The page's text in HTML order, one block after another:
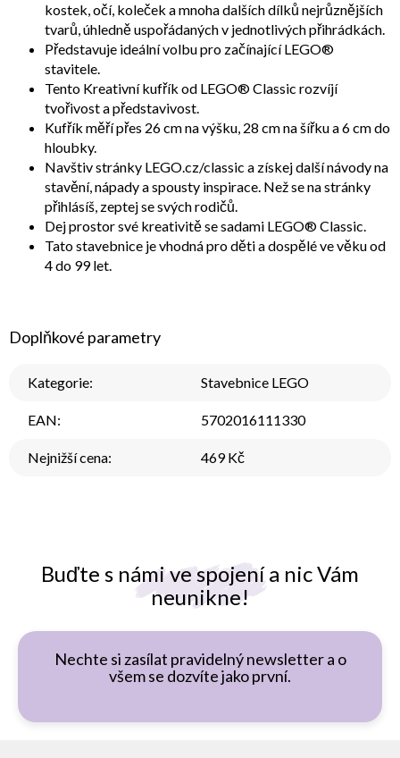
Buďte s námi ve spojení a nic Vám
neunikne!
Nechte si zasílat pravidelný newsletter a o
všem se dozvíte jako první.
kostek, očí, koleček a mnoha dalších dílků nejrůznějších
tvarů, úhledně uspořádaných v jednotlivých přihrádkách.
Představuje ideální volbu pro začínající LEGO®
stavitele.
Tento Kreativní kufřík od LEGO® Classic rozvíjí
tvořivost a představivost.
Kufřík měří přes 26 cm na výšku, 28 cm na šířku a 6 cm do
hloubky.
Navštiv stránky LEGO.cz/classic a získej další návody na
stavění, nápady a spousty inspirace. Než se na stránky
přihlásíš, zeptej se svých rodičů.
Dej prostor své kreativitě se sadami LEGO® Classic.
Tato stavebnice je vhodná pro děti a dospělé ve věku od
4 do 99 let.
Doplňkové parametry
Kategorie: Stavebnice LEGO
EAN: 5702016111330
Nejnižší cena: 469 Kč